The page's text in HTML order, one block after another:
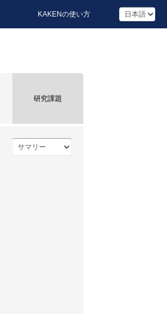
KAKENの使い方
研究課題